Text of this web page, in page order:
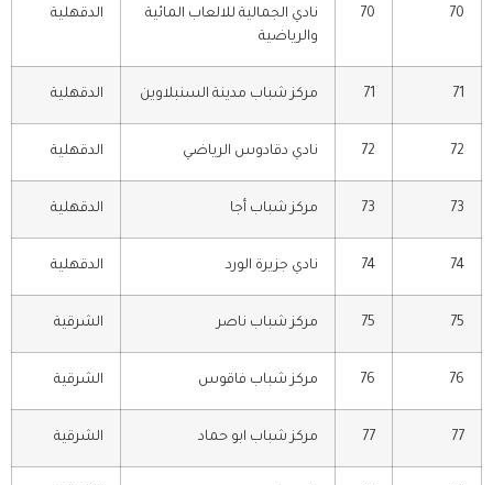
70
70
نادي الجمالية للالعاب المائية
والرياضية
الدقهلية
71
71 مركز شباب مدينة السنبلاوين الدقهلية
72
72 نادي دقادوس الرياضي الدقهلية
73
73 مركز شباب أجا الدقهلية
74
74 نادي جزيرة الورد الدقهلية
75
75 مركز شباب ناصر الشرقية
76
76 مركز شباب فاقوس الشرقية
77
77 مركز شباب ابو حماد الشرقية